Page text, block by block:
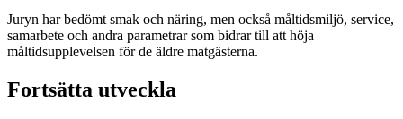
Juryn har bedömt smak och näring, men också måltidsmiljö, service,
samarbete och andra parametrar som bidrar till att höja
måltidsupplevelsen för de äldre matgästerna.
Fortsätta utveckla